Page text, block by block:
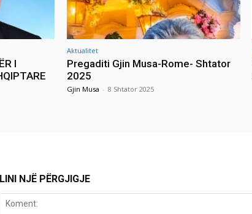
I
Aktualitet
Pregaditi Gjin Musa-Rome- Shtator
2025
Gjin Musa - 8 Shtator 2025
LINI NJË PËRGJIGJE